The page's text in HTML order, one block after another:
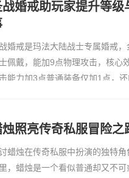
战婚戒助玩家提升等
婚戒是玛法大陆战士专属婚戒
佩戴，能加9点物理攻击，核心
能力加3点普通装备仅加1点，
靠这戒指
烛照亮传奇私服冒险之
蜡烛在传奇私服中扮演的独特
，蜡烛是一个看似普通却又不